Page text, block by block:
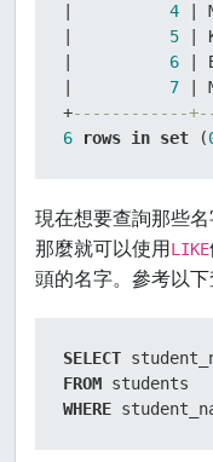
4
5
6
7
+------------
6
rows in set (
現在想要查詢那些
那麼就可以使用LIKE
頭的名字。參考以
SELECT
FROM
WHERE